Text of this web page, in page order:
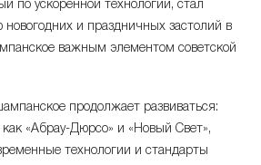
518.22 ₽ +0.21%
513.66 ₽ +1.18%
507.65 ₽ +0.79%
по ускоренной технологии, стал
и праздничных застолий в
важным элементом советской
продолжает развиваться:
как «Абрау-Дюрсо» и «Новый Свет»,
технологии и стандарты